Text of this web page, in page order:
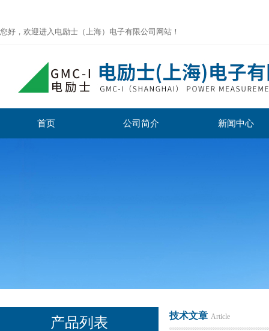
您好，欢迎进入电励士（上海）电子有限公司网站！
首页 公司简介 新闻中心
产品列表 技术文章 Article